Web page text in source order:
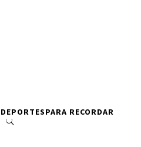
DEPORTESPARA RECORDAR